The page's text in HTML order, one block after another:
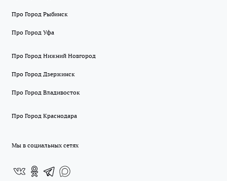
Про Город Рыбинск
Про Город Уфа
Про Город Нижний Новгород
Про Город Дзержинск
Про Город Владивосток
Про Город Краснодара
Мы в социальных сетях